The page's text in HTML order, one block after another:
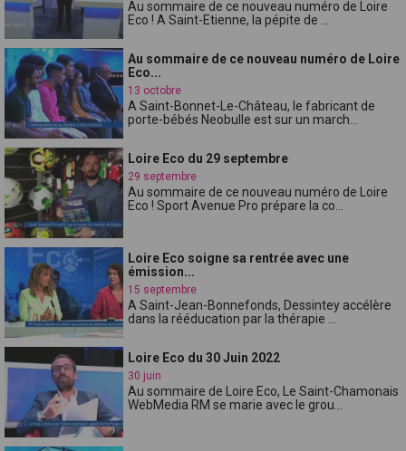
Au sommaire de ce nouveau numéro de Loire
Eco ! A Saint-Etienne, la pépite de ...
Au sommaire de ce nouveau numéro de Loire
Eco...
13 octobre
A Saint-Bonnet-Le-Château, le fabricant de
porte-bébés Neobulle est sur un march...
Loire Eco du 29 septembre
29 septembre
Au sommaire de ce nouveau numéro de Loire
Eco ! Sport Avenue Pro prépare la co...
Loire Eco soigne sa rentrée avec une
émission...
15 septembre
A Saint-Jean-Bonnefonds, Dessintey accélère
dans la rééducation par la thérapie ...
Loire Eco du 30 Juin 2022
30 juin
Au sommaire de Loire Eco, Le Saint-Chamonais
WebMedia RM se marie avec le grou...